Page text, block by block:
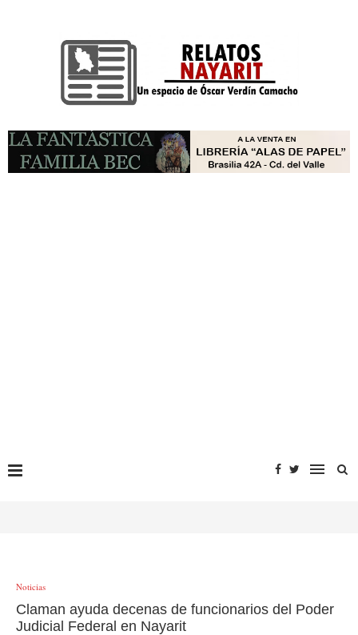
Noticias
Claman ayuda decenas de funcionarios del Poder
Judicial Federal en Nayarit